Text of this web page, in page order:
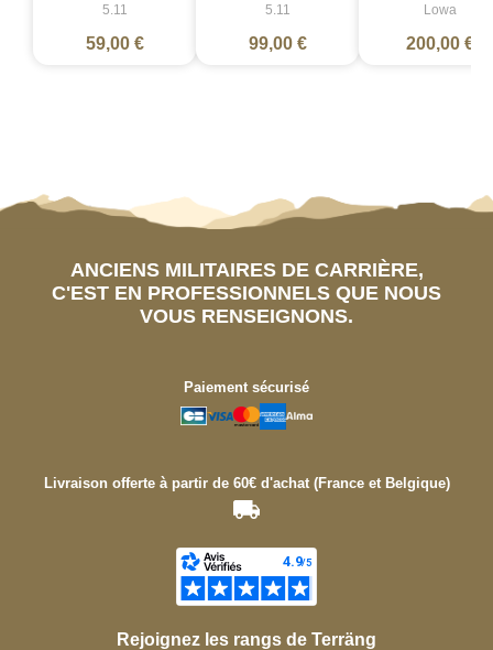
5.11
59,00 €
5.11
99,00 €
Lowa
200,00 €
ANCIENS MILITAIRES DE CARRIÈRE,
C'EST EN PROFESSIONNELS QUE NOUS
VOUS RENSEIGNONS.
Paiement sécurisé
Livraison offerte à partir de 60€ d'achat (France et Belgique)
Rejoignez les rangs de Terräng